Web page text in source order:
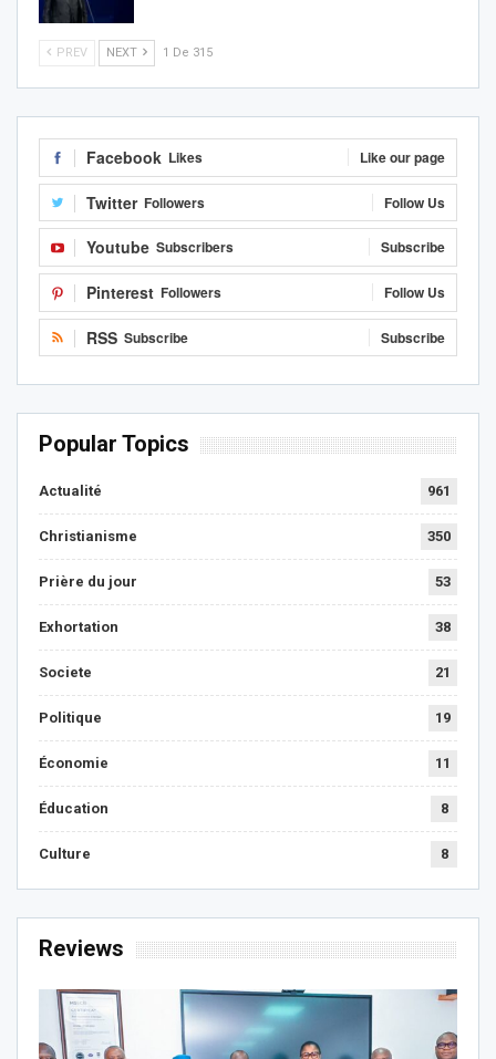
PREV NEXT 1 De 315
Facebook Likes Like our page
Twitter Followers Follow Us
Youtube Subscribers Subscribe
Pinterest Followers Follow Us
RSS Subscribe Subscribe
Popular Topics
Actualité 961
Christianisme 350
Prière du jour 53
Exhortation 38
Societe 21
Politique 19
Économie 11
Éducation 8
Culture 8
Reviews